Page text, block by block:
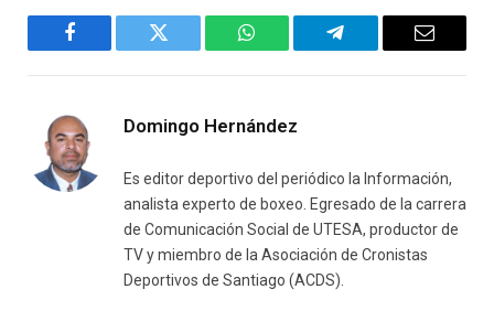
Facebook Twitter WhatsAppTelegram Email
Domingo Hernández
Es editor deportivo del periódico la Información,
analista experto de boxeo. Egresado de la carrera
de Comunicación Social de UTESA, productor de
TV y miembro de la Asociación de Cronistas
Deportivos de Santiago (ACDS).